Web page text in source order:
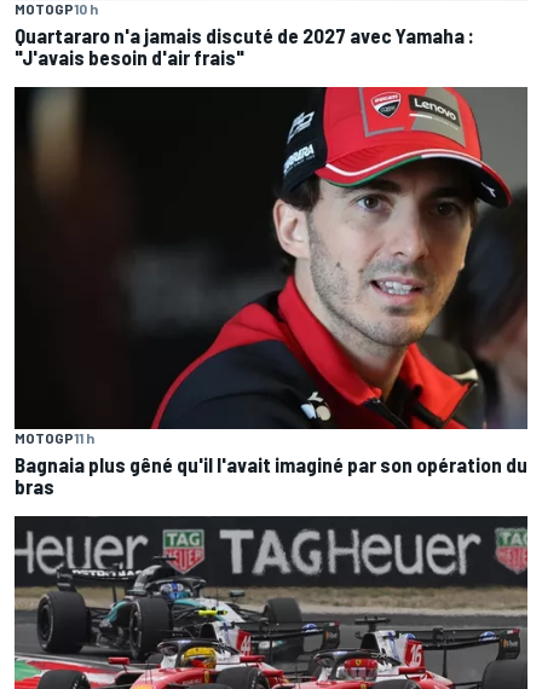
MOTOGP10 h
Quartararo n'a jamais discuté de 2027 avec Yamaha :
"J'avais besoin d'air frais"
MOTOGP11 h
Bagnaia plus gêné qu'il l'avait imaginé par son opération du
bras